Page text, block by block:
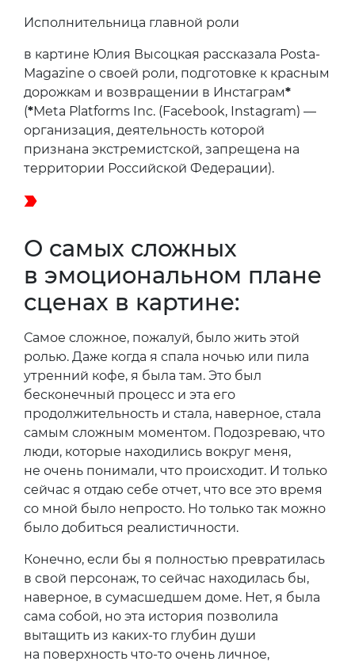
Исполнительница главной роли
в картине Юлия Высоцкая рассказала Posta-
Magazine о своей роли, подготовке к красным
дорожкам и возвращении в Инстаграм*
(*Meta Platforms Inc. (Facebook, Instagram) —
организация, деятельность которой
признана экстремистской, запрещена на
территории Российской Федерации).
О самых сложных
в эмоциональном плане
сценах в картине:
Самое сложное, пожалуй, было жить этой
ролью. Даже когда я спала ночью или пила
утренний кофе, я была там. Это был
бесконечный процесс и эта его
продолжительность и стала, наверное, стала
самым сложным моментом. Подозреваю, что
люди, которые находились вокруг меня,
не очень понимали, что происходит. И только
сейчас я отдаю себе отчет, что все это время
со мной было непросто. Но только так можно
было добиться реалистичности.
Конечно, если бы я полностью превратилась
в свой персонаж, то сейчас находилась бы,
наверное, в сумасшедшем доме. Нет, я была
сама собой, но эта история позволила
вытащить из каких-то глубин души
на поверхность что-то очень личное,